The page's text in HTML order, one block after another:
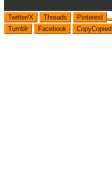
Twitter/X Threads
Pinterest
Tumblr
Facebook CopyCopied